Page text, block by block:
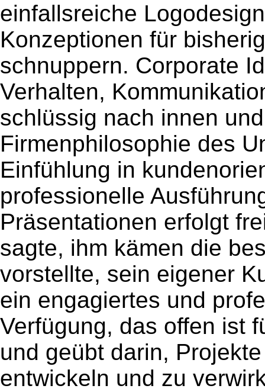
einfallsreiche
Konzeptionen für
schnuppern. Corporate
Verhalten,
schlüssig nach innen
Firmenphilosophie des
Einfühlung in
professionelle
Präsentationen erfolgt
sagte, ihm kämen die
vorstellte, sein eigener
ein engagiertes und
Verfügung, das offen ist
und geübt darin,
entwickeln und zu